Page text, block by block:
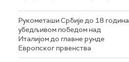
Рукометаши Србије до 18 година
убедљивом победом над
Италијом до главне рунде
Европског првенства